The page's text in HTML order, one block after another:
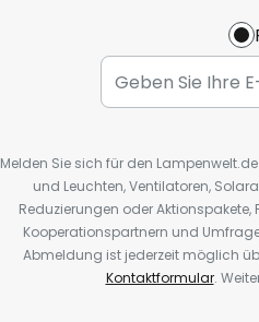
Melden Sie sich für den
und Leuchten, Ventilatoren,
Reduzierungen oder
Kooperationspartnern und
Abmeldung ist jederzeit möglich
Kontaktformular.